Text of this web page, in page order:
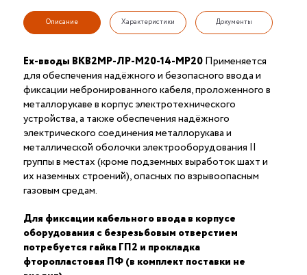
Описание Характеристики Документы
Ex-вводы ВКВ2МР-ЛР-М20-14-МР20Применяется
для обеспечения надёжного и безопасного ввода и
фиксации небронированного кабеля, проложенного в
металлорукаве в корпус электротехнического
устройства, а также обеспечения надёжного
электрического соединения металлорукава и
металлической оболочки электрооборудования II
группы в местах (кроме подземных выработок шахт и
их наземных строений), опасных по взрывоопасным
газовым средам.
Для фиксации кабельного ввода в корпусе
оборудования с безрезьбовым отверстием
потребуется гайка ГП2 и прокладка
фторопластовая ПФ (в комплект поставки не